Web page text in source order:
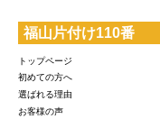
福山片付け110番
トップページ
初めての方へ
選ばれる理由
お客様の声